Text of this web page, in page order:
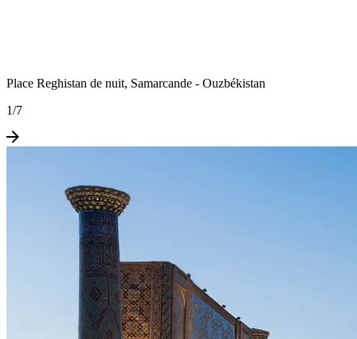
Place Reghistan de nuit, Samarcande - Ouzbékistan
1/7